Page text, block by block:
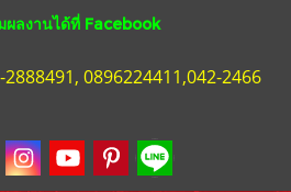
ผลงานได้ที่ Facebook
0896224411,042-2466